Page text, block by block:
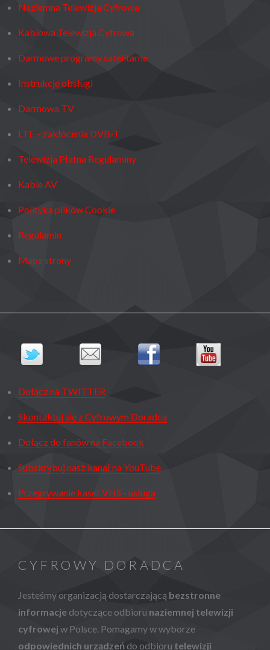
Naziemna Telewizja Cyfrowa
Kablowa Telewizja Cyfrowa
Darmowe programy satelitarne
Instrukcje obsługi
Darmowa TV
LTE – zakłócenia DVB-T
Telewizja Płatna Regulaminy
Kable AV
Polityka plików Cookie
Regulamin
Mapa strony
Dołącz na TWITTER
Skontaktuj się z Cyfrowym Doradcą
Dołącz do fanów na Facebook
Subskrybuj nasz kanał na YouTube
Przegrywanie kaset VHS - usługa
CYFROWY DORADCA
Jesteśmy organizacją dostarczającą bezstronne
informacje dotyczące odbioru naziemnej telewizji
cyfrowej w Polsce. Pomagamy w wyborze
odpowiednich urządzeń do odbioru telewizji